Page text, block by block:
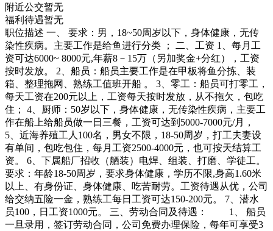
附近公交暂无
福利待遇暂无
职位描述 一、 要求：男，18~50周岁以下，身体健康，无传
染性疾病。主要工作是给鱼进行分类 ； 二、工资 1、每月工
资可达6000~ 8000元,年薪8－15万（另加奖金+分红），工资
按时发放。 2、船员：船员主要工作是在甲板将鱼分拣、装
箱、整理拖网、熟练工值班开船 。 3、零工：船员可打零工，
每天工资在200元以上，工资每天按时发放，从不拖欠，包吃
住； 4、厨师：50岁以下，身体健康，无传染性疾病，主要工
作在船上给船员做一日三餐，工资可达到5000-7000元/月，
5、近海养殖工人100名，男女不限，18-50周岁，打工夫妻设
有单间，包吃包住，每月工资2500-4000元，也可按天结算工
资。 6、下属船厂招收（舾装）电焊、组装、打磨、学徒工。
要求：年龄18-50周岁，要求身体健康，学历不限,身高1.60米
以上、有身份证、身体健康、吃苦耐劳。工资待遇从优，公司
给交纳五险一金，熟练工每日工资可达150-200元。 7、潜水
员100，日工资1000元。 三、劳动合同及待遇： 1、 船员
一旦录用，签订劳动合同，公司免费办理保险，每年可享受3